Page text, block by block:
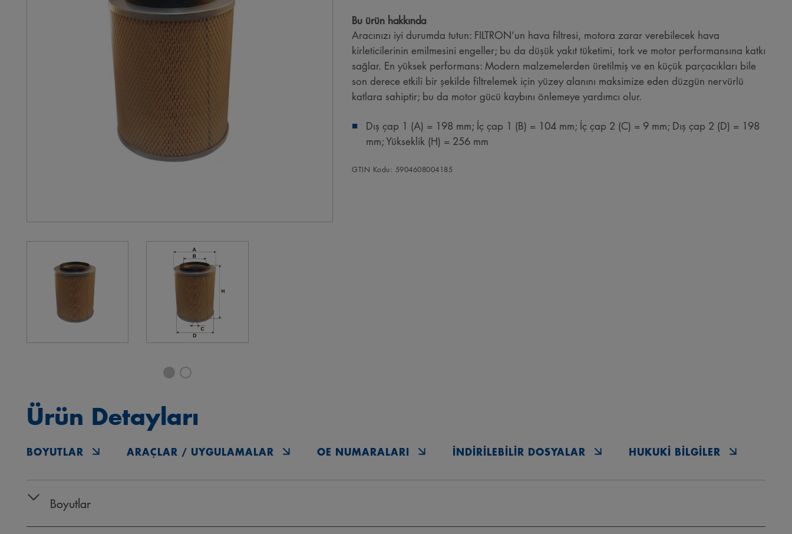
Bu ürün hakkında
Aracınızı iyi durumda tutun: FILTRON’un hava filtresi, motora zarar verebilecek hava
kirleticilerinin emilmesini engeller; bu da düşük yakıt tüketimi, tork ve motor performansına katkı
sağlar. En yüksek performans: Modern malzemelerden üretilmiş ve en küçük parçacıkları bile
son derece etkili bir şekilde filtrelemek için yüzey alanını maksimize eden düzgün nervürlü
katlara sahiptir; bu da motor gücü kaybını önlemeye yardımcı olur.
Dış çap 1 (A) = 198 mm; İç çap 1 (B) = 104 mm; İç çap 2 (C) = 9 mm; Dış çap 2 (D) = 198
mm; Yükseklik (H) = 256 mm
GTIN Kodu: 5904608004185
Ürün Detayları
BOYUTLAR ARAÇLAR / UYGULAMALAR OE NUMARALARI İNDIRILEBILIR DOSYALAR HUKUKI BILGILER
Boyutlar